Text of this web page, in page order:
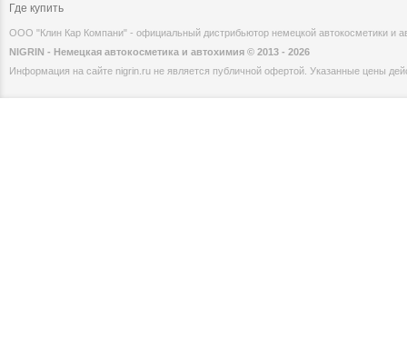
Где купить
ООО "Клин Кар Компани" - официальный дистрибьютор немецкой автокосметики и
NIGRIN - Немецкая автокосметика и автохимия © 2013 - 2026
Информация на сайте nigrin.ru не является публичной офертой. Указанные цены